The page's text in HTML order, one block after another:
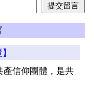
產信仰團體，是共